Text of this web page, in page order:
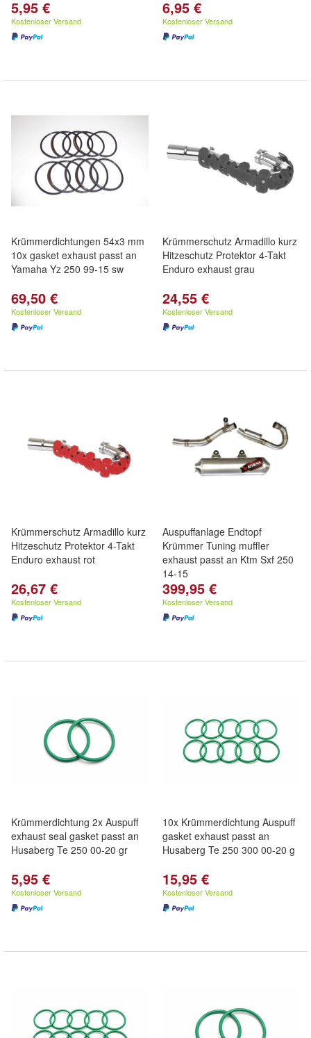
5,95 €
Kostenloser Versand
6,95 €
Kostenloser Versand
Krümmerdichtungen 54x3 mm
10x gasket exhaust passt an
Yamaha Yz 250 99-15 sw
69,50 €
Kostenloser Versand
Krümmerschutz Armadillo kurz
Hitzeschutz Protektor 4-Takt
Enduro exhaust grau
24,55 €
Kostenloser Versand
Krümmerschutz Armadillo kurz
Hitzeschutz Protektor 4-Takt
Enduro exhaust rot
26,67 €
Kostenloser Versand
Auspuffanlage Endtopf
Krümmer Tuning muffler
exhaust passt an Ktm Sxf 250
14-15
399,95 €
Kostenloser Versand
Krümmerdichtung 2x Auspuff
exhaust seal gasket passt an
Husaberg Te 250 00-20 gr
5,95 €
Kostenloser Versand
10x Krümmerdichtung Auspuff
gasket exhaust passt an
Husaberg Te 250 300 00-20 g
15,95 €
Kostenloser Versand